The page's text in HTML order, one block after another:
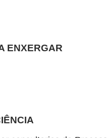
ENXERGAR